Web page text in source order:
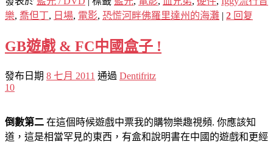
樂, 喬但丁, 日場, 電影, 恐慌河畔佛羅里達州的海灘 | 2 回复
GB遊戲 & FC中國盒子 !
發布日期 8 七月 2011 通過 Dentifritz
10
倒數第二 在這個時候遊戲中票我的購物樂趣視頻. 你應該知
道，這是相當罕見的東西，有盒和說明書在中國的遊戲和更經